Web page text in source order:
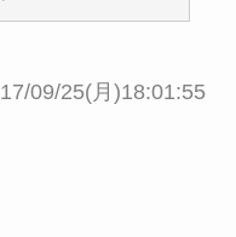
09/25(月)18:01:55